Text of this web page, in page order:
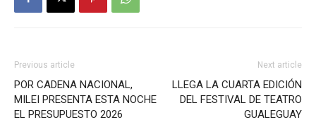
Previous article
POR CADENA NACIONAL,
MILEI PRESENTA ESTA NOCHE
EL PRESUPUESTO 2026
Next article
LLEGA LA CUARTA EDICIÓN
DEL FESTIVAL DE TEATRO
GUALEGUAY